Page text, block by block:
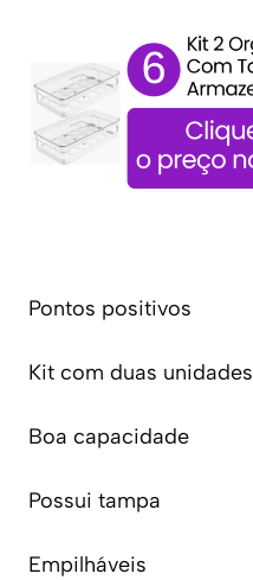
Pontos positivos
Kit com duas unidades
Boa capacidade
Possui tampa
Empilháveis